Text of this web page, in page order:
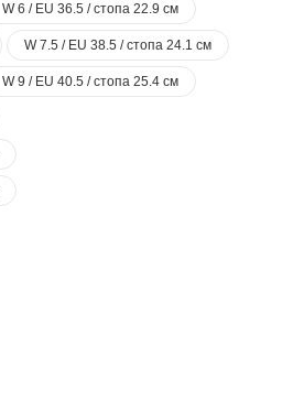
W 6 / EU 36.5 / стопа 22.9 см
W 7.5 / EU 38.5 / стопа 24.1 см
W 9 / EU 40.5 / стопа 25.4 см